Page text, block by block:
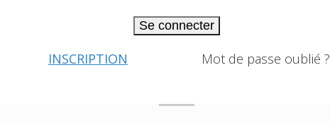
Se connecter
INSCRIPTION Mot de passe oublié ?